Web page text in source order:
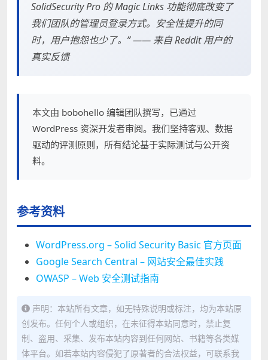
SolidSecurity Pro 的 Magic Links 功能彻底改变了
我们团队的管理员登录方式。安全性提升的同
时，用户抱怨也少了。” —— 来自 Reddit 用户的
真实反馈
本文由 bobohello 编辑团队撰写，已通过
WordPress 资深开发者审阅。我们坚持客观、数据
驱动的评测原则，所有结论基于实际测试与公开资
料。
参考资料
WordPress.org – Solid Security Basic 官方页面
Google Search Central – 网站安全最佳实践
OWASP – Web 安全测试指南
声明：本站所有文章，如无特殊说明或标注，均为本站原
创发布。任何个人或组织，在未征得本站同意时，禁止复
制、盗用、采集、发布本站内容到任何网站、书籍等各类媒
体平台。如若本站内容侵犯了原著者的合法权益，可联系我